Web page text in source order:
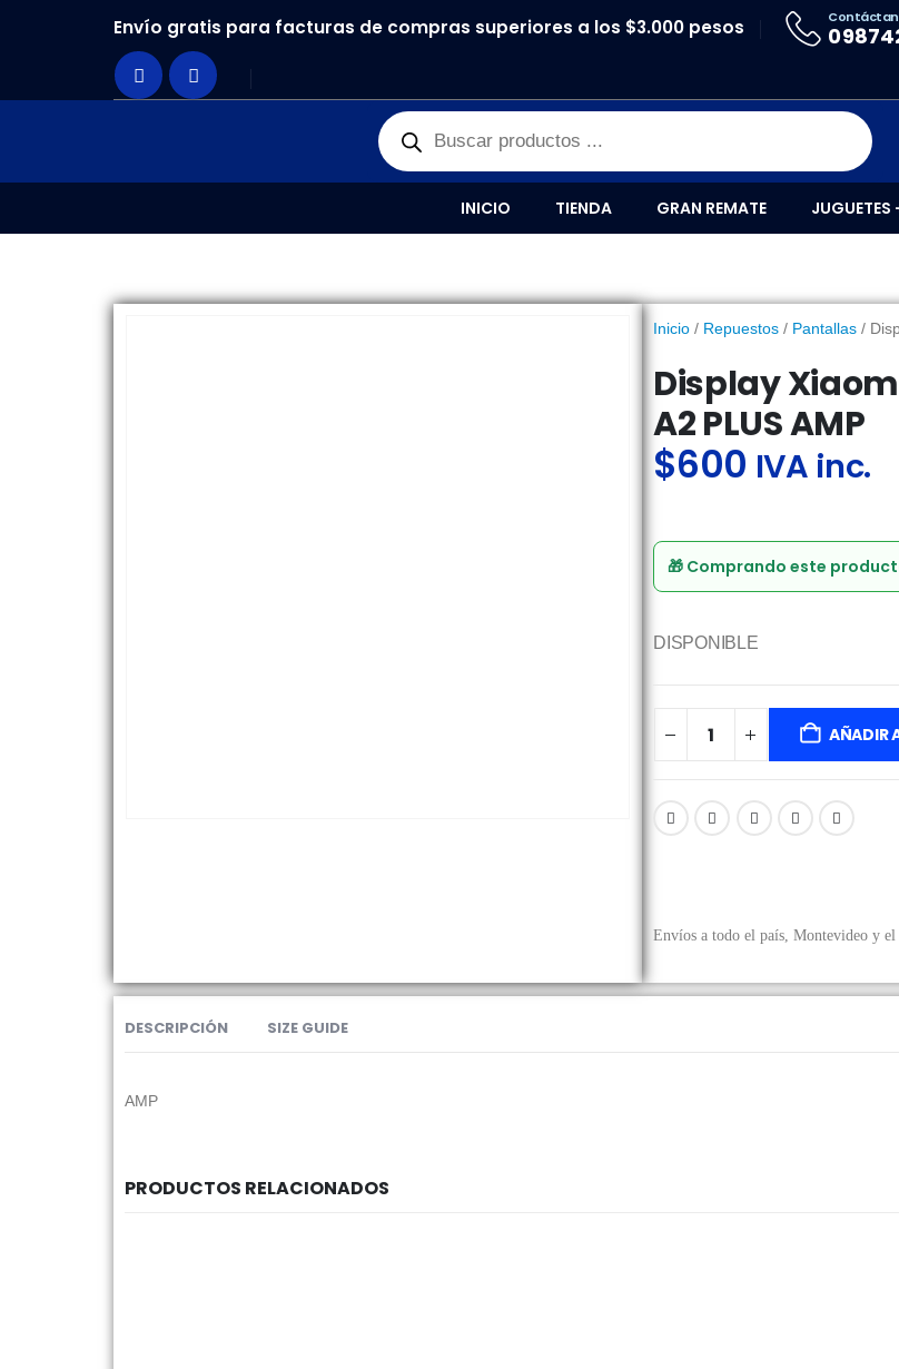
Envío gratis para facturas de compras superiores a los $3.000 pesos
INICIO TIENDA GRAN REMATE JUGUETES
PRODUCTOSREPUESTOS, PANTALLAS DISPLAY XIAOMI REDMI A1 / A1 PLUS / A2 / A2 PLUS AMP
Inicio/ Repuestos/ Pantallas/
Display Xiaomi
A2 PLUS AMP
$600 IVA inc.
🎁 Comprando este
DISPONIBLE
AÑADIR
Envíos a todo el país, Montevideo y
DESCRIPCIÓN SIZE GUIDE
AMP
PRODUCTOS RELACIONADOS